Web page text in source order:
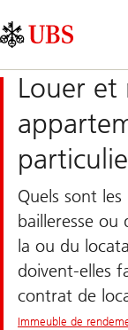
Links
Area
Louer
Quels sont
bailleresse ou
la ou du
doivent-elles
contrat de
Immeuble de